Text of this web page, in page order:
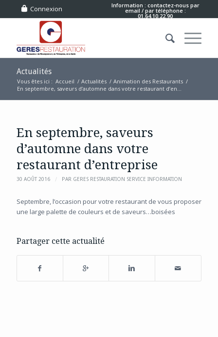
Connexion Information : contactez-nous par
email / par téléphone :
01.64.10.22.90
Actualités
Vous êtes ici : Accueil / Actualités / Animation des Restaurants /
En septembre, saveurs d’automne dans votre restaurant d’en...
En septembre, saveurs
d’automne dans votre
restaurant d’entreprise
30 AOÛT 2016 / PAR GERES RESTAURATION SERVICE INFORMATION
Septembre, l’occasion pour votre restaurant de vous proposer
une large palette de couleurs et de saveurs…boisées
Partager cette actualité